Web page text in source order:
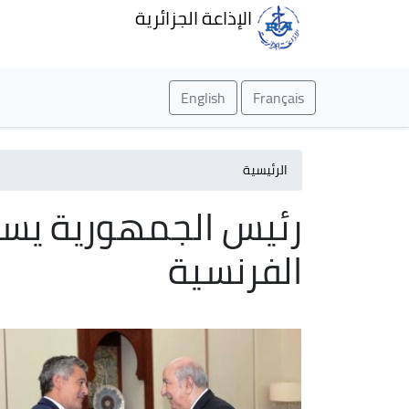
الإذاعة الجزائرية
Français
English
الرئيسية
رئيس الجمهورية
الفرنسية